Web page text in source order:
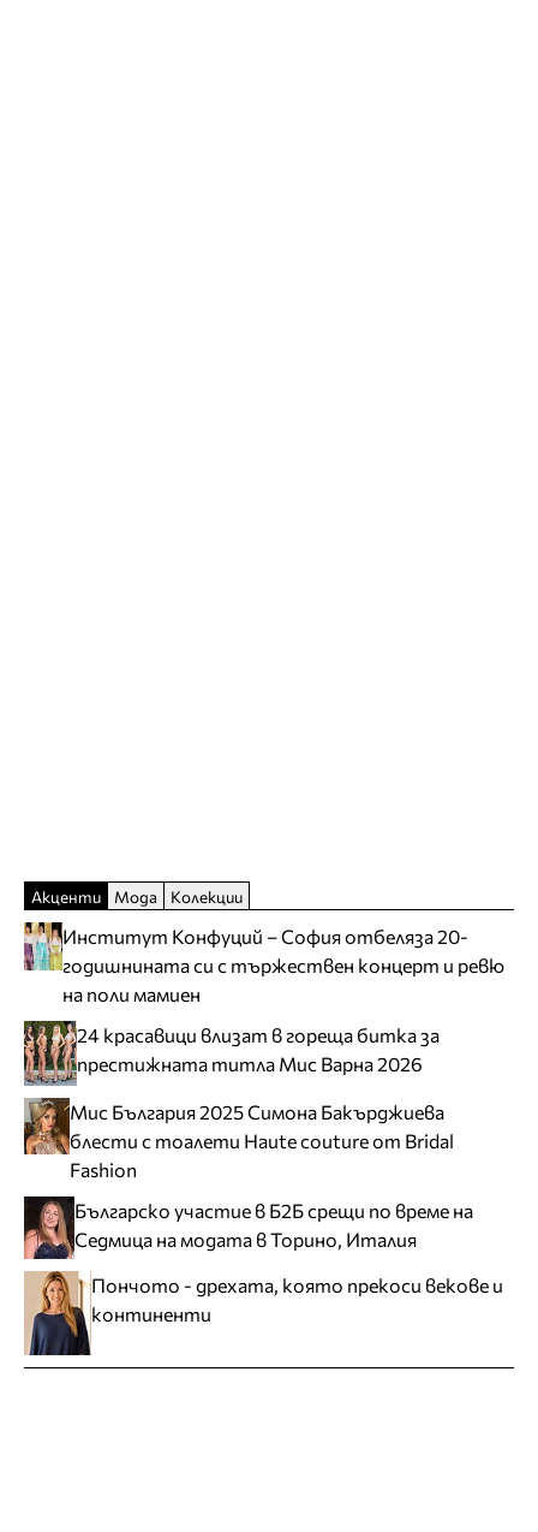
Акценти Мода Колекции
Институт Конфуций – София отбеляза 20-
годишнината си с тържествен концерт и ревю
на поли мамиен
24 красавици влизат в гореща битка за
престижната титла Мис Варна 2026
Мис България 2025 Симона Бакърджиева
блести с тоалети Haute couture от Bridal
Fashion
Българско участие в Б2Б срещи по време на
Седмица на модата в Торино, Италия
Пончото - дрехата, която прекоси векове и
континенти